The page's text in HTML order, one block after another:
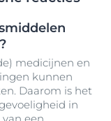
medicijnen en
kunnen
Daarom is het
in